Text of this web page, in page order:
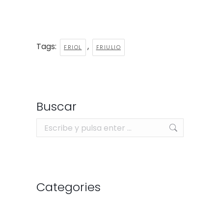
Tags: FRIOL , FRIULIO
Buscar
Buscar:
Categories